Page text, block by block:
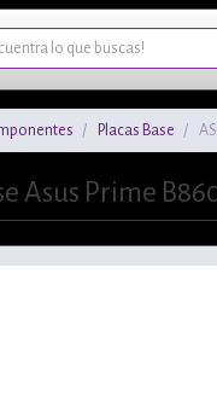
Placas Base
Asus Prime